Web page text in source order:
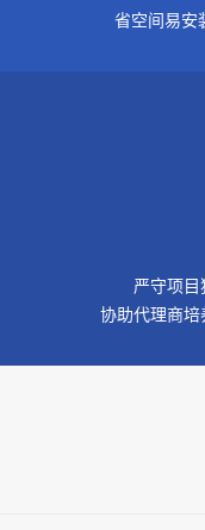
省空间易安
严守项
协助代理商培